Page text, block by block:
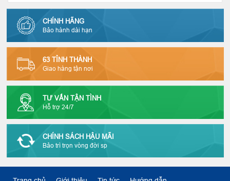
CHÍNH HÃNG
Bảo hành dài hạn
63 TỈNH THÀNH
Giao hàng tận nơi
TƯ VẤN TẬN TÌNH
Hỗ trợ 24/7
CHÍNH SÁCH HẬU MÃI
Bảo trì trọn vòng đời sp